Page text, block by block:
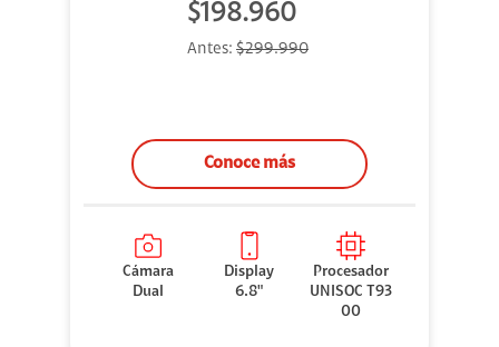
$198.960
Antes: $299.990
Conoce más
Cámara
Dual
Display
6.8"
Procesador
UNISOC T93
00